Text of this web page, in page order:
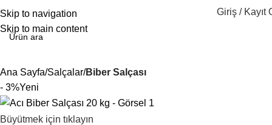
Skip to navigation
Skip to main content
Giriş / Kayıt
Ana Sayfa Salçalar Biber Salçası
- 3%Yeni
Büyütmek için tıklayın